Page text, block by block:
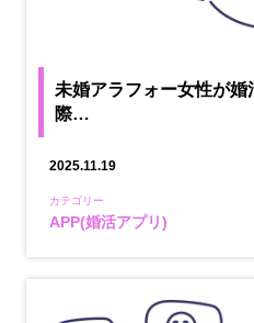
未婚アラフォー女性が
際…
2025.11.19
カテゴリー
APP(婚活アプリ)